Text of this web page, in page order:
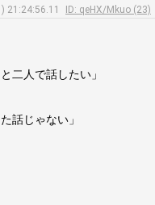
21:24:56.11
ID: qeHX/Mkuo (23)
二人で話したい」
話じゃない」